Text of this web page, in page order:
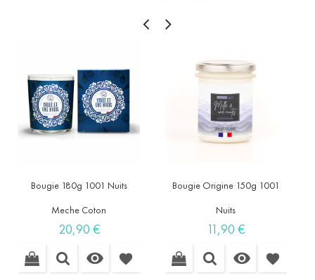
Bougie 180g 1001 Nuits
Meche Coton
Prix
20,90 €
 favorite
Bougie Origine 150g 1001
Nuits
Prix
11,90 €
 favorite